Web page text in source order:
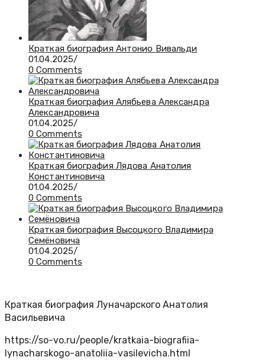
Краткая биография Антонио Вивальди
01.04.2025/
0 Comments
Краткая биография Алябьева Александра
Александровича
01.04.2025/
0 Comments
Краткая биография Лядова Анатолия
Константиновича
01.04.2025/
0 Comments
Краткая биография Высоцкого Владимира
Семёновича
01.04.2025/
0 Comments
Краткая биография Луначарского Анатолия
Васильевича
https://so-vo.ru/people/kratkaia-biografiia-
lynacharskogo-anatoliia-vasilevicha.html